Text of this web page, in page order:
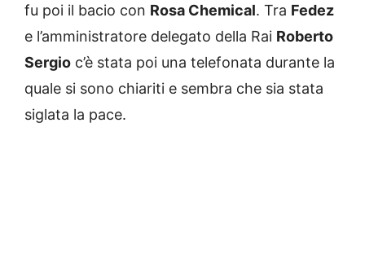
fu poi il bacio con Rosa Chemical. Tra Fedez
e l’amministratore delegato della Rai Roberto
Sergio c’è stata poi una telefonata durante la
quale si sono chiariti e sembra che sia stata
siglata la pace.